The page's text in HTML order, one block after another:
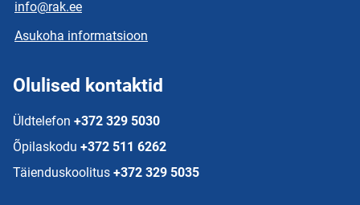
info@rak.ee
Asukoha informatsioon
Olulised kontaktid
Üldtelefon +372 329 5030
Õpilaskodu +372 511 6262
Täienduskoolitus +372 329 5035